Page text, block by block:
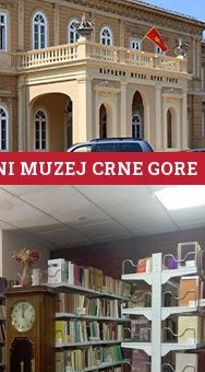
MUZEJ CRNE GORE